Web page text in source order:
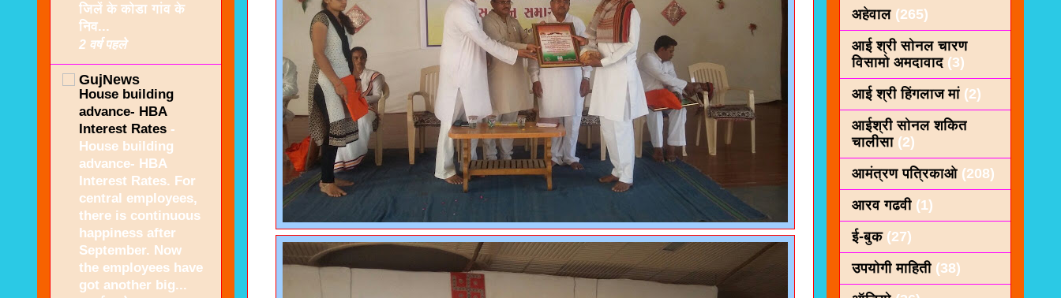
जिलें के कोडा गांव के
निव...
2 वर्ष पहले
GujNews
House building
advance- HBA
Interest Rates -
House building
advance- HBA
Interest Rates. For
central employees,
there is continuous
happiness after
September. Now
the employees have
got another big...
अहेवाल (265)
आई श्री सोनल चारण
विसामो अमदावाद (3)
आई श्री हिंगलाज मां (2)
आईश्री सोनल शकित
चालीसा (2)
आमंत्रण पत्रिकाओ (208)
आरव गढवी (1)
ई-बुक (27)
उपयोगी माहिती (38)